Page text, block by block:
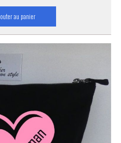
au panier